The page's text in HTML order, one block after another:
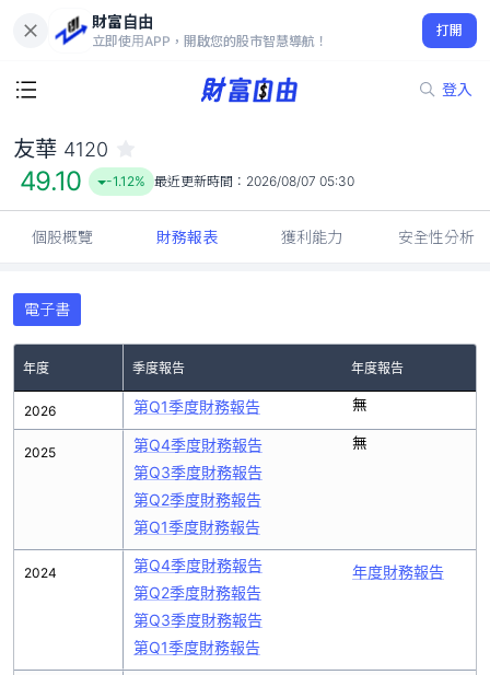
財富自由
立即使用APP，開啟您的股市智慧導航！
打開
登入
49.10
-1.12%
友華 4120
49.10 -1.12% 最近更新時間： 2026/08/07 05:30
個股概覽 財務報表 獲利能力 安全性分析
電子書
年度 季度報告 年度報告
2026
2025
2024
第Q1季度財務報告 無
第Q4季度財務報告
第Q3季度財務報告
第Q2季度財務報告
第Q1季度財務報告
無
第Q4季度財務報告
第Q2季度財務報告
第Q3季度財務報告
第Q1季度財務報告
年度財務報告